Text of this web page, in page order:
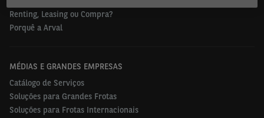
Renting, Leasing ou Compra?
Porquê a Arval
MÉDIAS E GRANDES EMPRESAS
Catálogo de Serviços
Soluções para Grandes Frotas
Soluções para Frotas Internacionais